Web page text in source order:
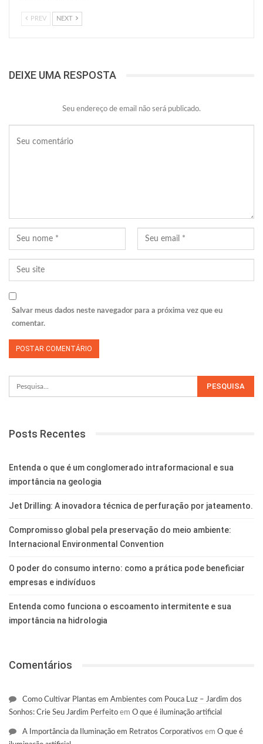
PREV NEXT
DEIXE UMA RESPOSTA
Seu endereço de email não será publicado.
Salvar meus dados neste navegador para a próxima vez que eu
comentar.
Posts Recentes
Entenda o que é um conglomerado intraformacional e sua
importância na geologia
Jet Drilling: A inovadora técnica de perfuração por jateamento.
Compromisso global pela preservação do meio ambiente:
Internacional Environmental Convention
O poder do consumo interno: como a prática pode beneficiar
empresas e indivíduos
Entenda como funciona o escoamento intermitente e sua
importância na hidrologia
Comentários
Como Cultivar Plantas em Ambientes com Pouca Luz – Jardim dos
Sonhos: Crie Seu Jardim Perfeito em O que é iluminação artificial
A Importância da Iluminação em Retratos Corporativos em O que é